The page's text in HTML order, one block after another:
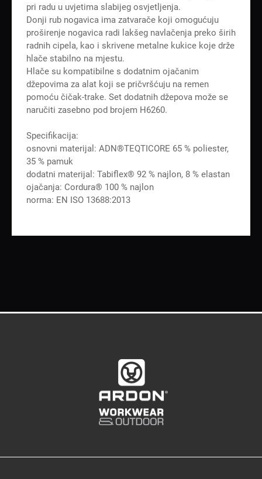
pri radu u uvjetima slabijeg osvjetljenja.
Donji rub nogavica ima zatvarače koji omogućuju
proširenje nogavica radi lakšeg navlačenja preko širih
radnih cipela, kao i skrivene metalne kukice koje drže
hlače stabilno na mjestu.
Hlače su kompatibilne s dodatnim ojačanim
džepovima za alat koji se pričvršćuju na remen
pomoću čičak-trake. Set dodatnih džepova može se
naručiti zasebno pod brojem H6260.
Specifikacija:
osnovni materijal: ADN®TEQTICORE 65 % poliester,
35 % pamuk
dodatni materijal: Tabiflex® 92 % najlon, 8 % elastan
ojačanja: Cordura® 100 % najlon
norma: EN ISO 13688:2013